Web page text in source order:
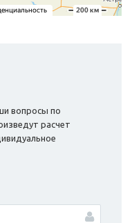
вопросы по
расчет